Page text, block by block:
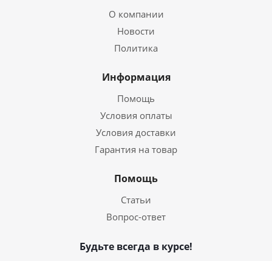
О компании
Новости
Политика
Информация
Помощь
Условия оплаты
Условия доставки
Гарантия на товар
Помощь
Статьи
Вопрос-ответ
Будьте всегда в курсе!